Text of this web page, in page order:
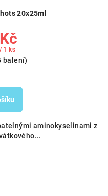
20x25ml
1 ks
balení)
aminokyselinami z